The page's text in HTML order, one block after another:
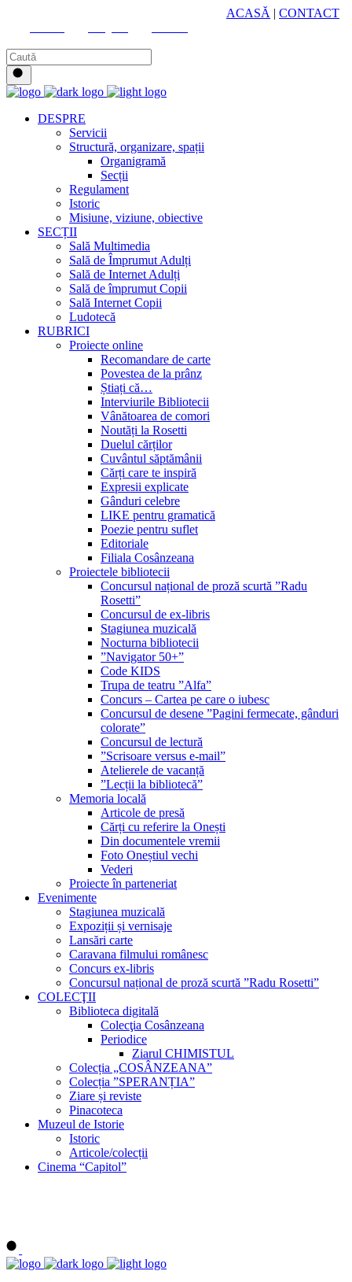
ACASĂ | CONTACT
DESPRE
Servicii
Structură, organizare, spații
Organigramă
Secții
Regulament
Istoric
Misiune, viziune, obiective
SECȚII
Sală Multimedia
Sală de Împrumut Adulți
Sală de Internet Adulți
Sală de împrumut Copii
Sală Internet Copii
Ludotecă
RUBRICI
Proiecte online
Recomandare de carte
Povestea de la prânz
Știați că…
Interviurile Bibliotecii
Vânătoarea de comori
Noutăți la Rosetti
Duelul cărților
Cuvântul săptămânii
Cărți care te inspiră
Expresii explicate
Gânduri celebre
LIKE pentru gramatică
Poezie pentru suflet
Editoriale
Filiala Cosânzeana
Proiectele bibliotecii
Concursul național de proză scurtă ”Radu
Rosetti”
Concursul de ex-libris
Stagiunea muzicală
Nocturna bibliotecii
”Navigator 50+”
Code KIDS
Trupa de teatru ”Alfa”
Concurs – Cartea pe care o iubesc
Concursul de desene ”Pagini fermecate, gânduri
colorate”
Concursul de lectură
”Scrisoare versus e-mail”
Atelierele de vacanță
”Lecții la bibliotecă”
Memoria locală
Articole de presă
Cărți cu referire la Onești
Din documentele vremii
Foto Oneștiul vechi
Vederi
Proiecte în parteneriat
Evenimente
Stagiunea muzicală
Expoziții și vernisaje
Lansări carte
Caravana filmului românesc
Concurs ex-libris
Concursul național de proză scurtă ”Radu Rosetti”
COLECŢII
Biblioteca digitală
Colecţia Cosânzeana
Periodice
Ziarul CHIMISTUL
Colecția „COSÂNZEANA”
Colecția ”SPERANȚIA”
Ziare și reviste
Pinacoteca
Muzeul de Istorie
Istoric
Articole/colecții
Cinema “Capitol”